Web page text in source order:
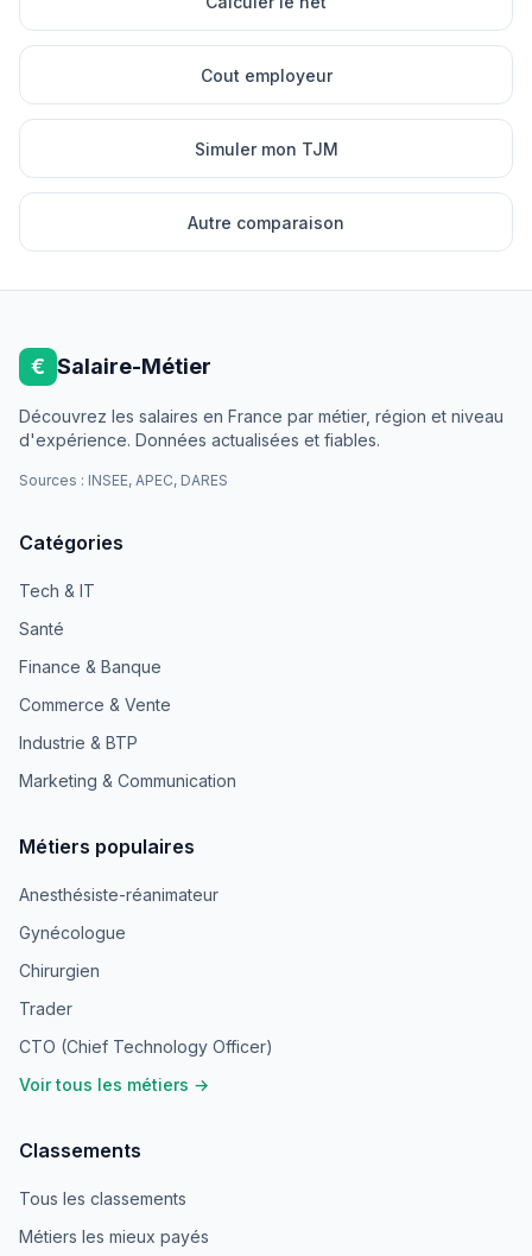
Cout employeur
Simuler mon TJM
Autre comparaison
€ Salaire-Métier
Découvrez les salaires en France par métier, région et niveau
d'expérience. Données actualisées et fiables.
Sources : INSEE, APEC, DARES
Catégories
Tech & IT
Santé
Finance & Banque
Commerce & Vente
Industrie & BTP
Marketing & Communication
Métiers populaires
Anesthésiste-réanimateur
Gynécologue
Chirurgien
Trader
CTO (Chief Technology Officer)
Voir tous les métiers →
Classements
Tous les classements
Métiers les mieux payés